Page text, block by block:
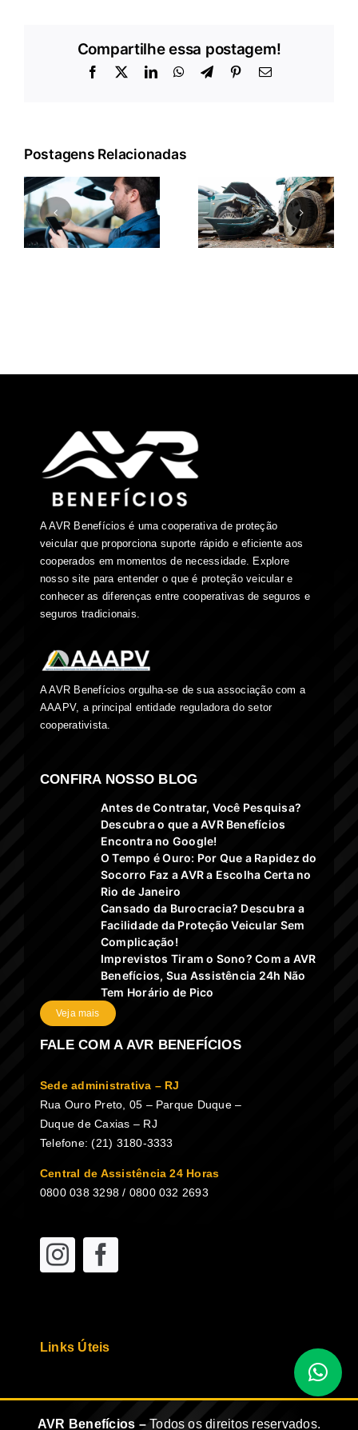
Compartilhe essa postagem!
Facebook LinkedInWhatsApp
TelegramPinterest
E-
Postagens Relacionadas
A AVR Benefícios é uma cooperativa de proteção
veicular que proporciona suporte rápido e eficiente aos
cooperados em momentos de necessidade. Explore
nosso site para entender o que é proteção veicular e
conhecer as diferenças entre cooperativas de seguros e
seguros tradicionais.
A AVR Benefícios orgulha-se de sua associação com a
AAAPV, a principal entidade reguladora do setor
cooperativista.
CONFIRA NOSSO BLOG
Antes de Contratar, Você Pesquisa?
Descubra o que a AVR Benefícios
Encontra no Google!
O Tempo é Ouro: Por Que a Rapidez do
Socorro Faz a AVR a Escolha Certa no
Rio de Janeiro
Cansado da Burocracia? Descubra a
Facilidade da Proteção Veicular Sem
Complicação!
Imprevistos Tiram o Sono? Com a AVR
Benefícios, Sua Assistência 24h Não
Tem Horário de Pico
Veja mais
FALE COM A AVR BENEFÍCIOS
Sede administrativa – RJ
Rua Ouro Preto, 05 – Parque Duque –
Duque de Caxias – RJ
Telefone: (21) 3180-3333
Central de Assistência 24 Horas
0800 038 3298 / 0800 032 2693
Links Úteis
AVR Benefícios –Todos os direitos reservados.